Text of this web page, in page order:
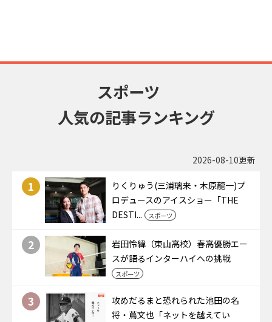
スポーツ
人気の記事ランキング
2026-08-10更新
1
りくりゅう(三浦璃来・木原龍一)プ
ロデュースのアイスショー「THE
DESTI...
スポーツ
2
岩田怜緯（東山高校）春高優勝エー
スが語るインターハイへの挑戦
スポーツ
3
攻めだるまと恐れられた池田の名
将・蔦文也「ネットを越えてい